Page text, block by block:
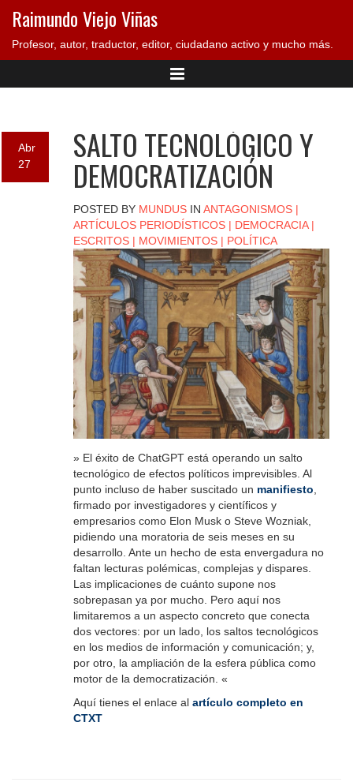
Raimundo Viejo Viñas
Profesor, autor, traductor, editor, ciudadano activo y mucho más.
Abr
27
SALTO TECNOLÓGICO Y
DEMOCRATIZACIÓN
POSTED BY MUNDUSIN ANTAGONISMOS|
ARTÍCULOS PERIODÍSTICOS| DEMOCRACIA|
ESCRITOS| MOVIMIENTOS| POLÍTICA
» El éxito de ChatGPT está operando un salto
tecnológico de efectos políticos imprevisibles. Al
punto incluso de haber suscitado un manifiesto
firmado por investigadores y científicos y
empresarios como Elon Musk o Steve Wozniak,
pidiendo una moratoria de seis meses en su
desarrollo. Ante un hecho de esta envergadura no
faltan lecturas polémicas, complejas y dispares.
Las implicaciones de cuánto supone nos
sobrepasan ya por mucho. Pero aquí nos
limitaremos a un aspecto concreto que conecta
dos vectores: por un lado, los saltos tecnológicos
en los medios de información y comunicación; y,
por otro, la ampliación de la esfera pública como
motor de la democratización. «
Aquí tienes el enlace al artículo completo en
CTXT